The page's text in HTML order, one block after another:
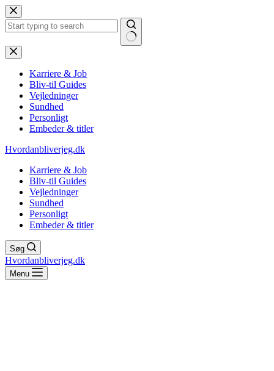
Fortsæt
til
indhold
Ingen
resultater
Karriere & Job
Bliv-til Guides
Vejledninger
Sundhed
Personligt
Embeder & titler
Hvordanbliverjeg.dk
Karriere & Job
Bliv-til Guides
Vejledninger
Sundhed
Personligt
Embeder & titler
Søg
Hvordanbliverjeg.dk
Menu